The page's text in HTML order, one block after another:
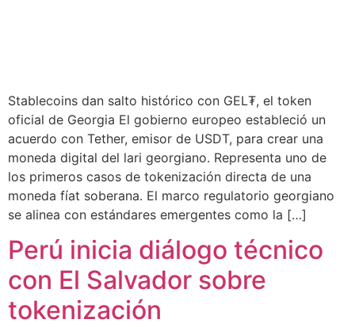
Stablecoins dan salto histórico con GEL₮, el token
oficial de Georgia El gobierno europeo estableció un
acuerdo con Tether, emisor de USDT, para crear una
moneda digital del lari georgiano. Representa uno de
los primeros casos de tokenización directa de una
moneda fíat soberana. El marco regulatorio georgiano
se alinea con estándares emergentes como la […]
Perú inicia diálogo técnico
con El Salvador sobre
tokenización